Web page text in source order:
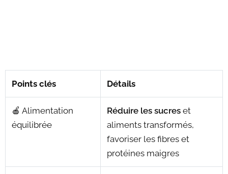
Points clés Détails
🍎 Alimentation
équilibrée
Réduire les sucres et
aliments transformés,
favoriser les fibres et
protéines maigres